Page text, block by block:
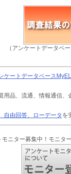
（アンケートデータベ
ケートデータベース
用品、流通、情報通信、
自由回答、ローデータ を
ニター募集中！モニタ